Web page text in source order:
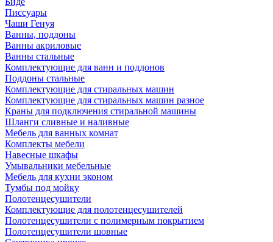
Писсуары
Чаши Генуя
Ванны, поддоны
Ванны акриловые
Ванны стальные
Комплектующие для ванн и поддонов
Поддоны стальные
Комплектующие для стиральных машин
Комплектующие для стиральных машин разное
Краны для подключения стиральной машины
Шланги сливные и наливные
Мебель для ванных комнат
Комплекты мебели
Навесные шкафы
Умывальники мебельные
Мебель для кухни эконом
Тумбы под мойку
Полотенцесушители
Комплектующие для полотенцесушителей
Полотенцесушители с полимерным покрытием
Полотенцесушители шовные